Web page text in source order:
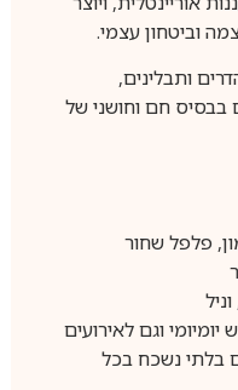
וביטחון עצמי.
ותבלינים,
חם וחושני של
פלפל שחור
וגם לאירועים
בלתי נשכח בכל